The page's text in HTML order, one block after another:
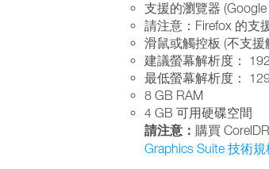
支援的瀏覽器
請注意：Firefox 的支
滑鼠或觸控板 (不支
建議螢幕解析度：
最低螢幕解析度：
8 GB RAM
4 GB 可用硬碟空間
請注意： 購買
Graphics Suite 技術